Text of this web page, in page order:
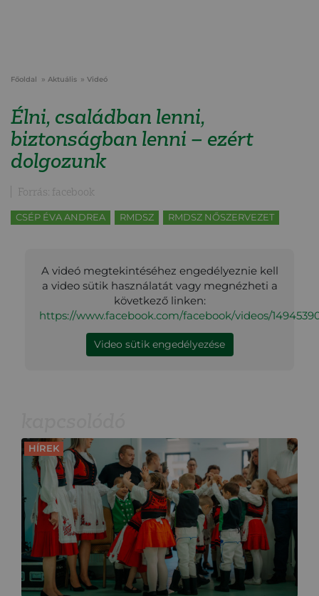
Főoldal Aktuális Videó
Élni, családban lenni,
biztonságban lenni – ezért
dolgozunk
Forrás: facebook
CSÉP ÉVA ANDREA RMDSZ RMDSZ NŐSZERVEZET
A videó megtekintéséhez engedélyeznie kell
a video sütik használatát vagy megnézheti a
következő linken:
https://www.facebook.com/facebook/videos/
Video sütik engedélyezése
HÍREK